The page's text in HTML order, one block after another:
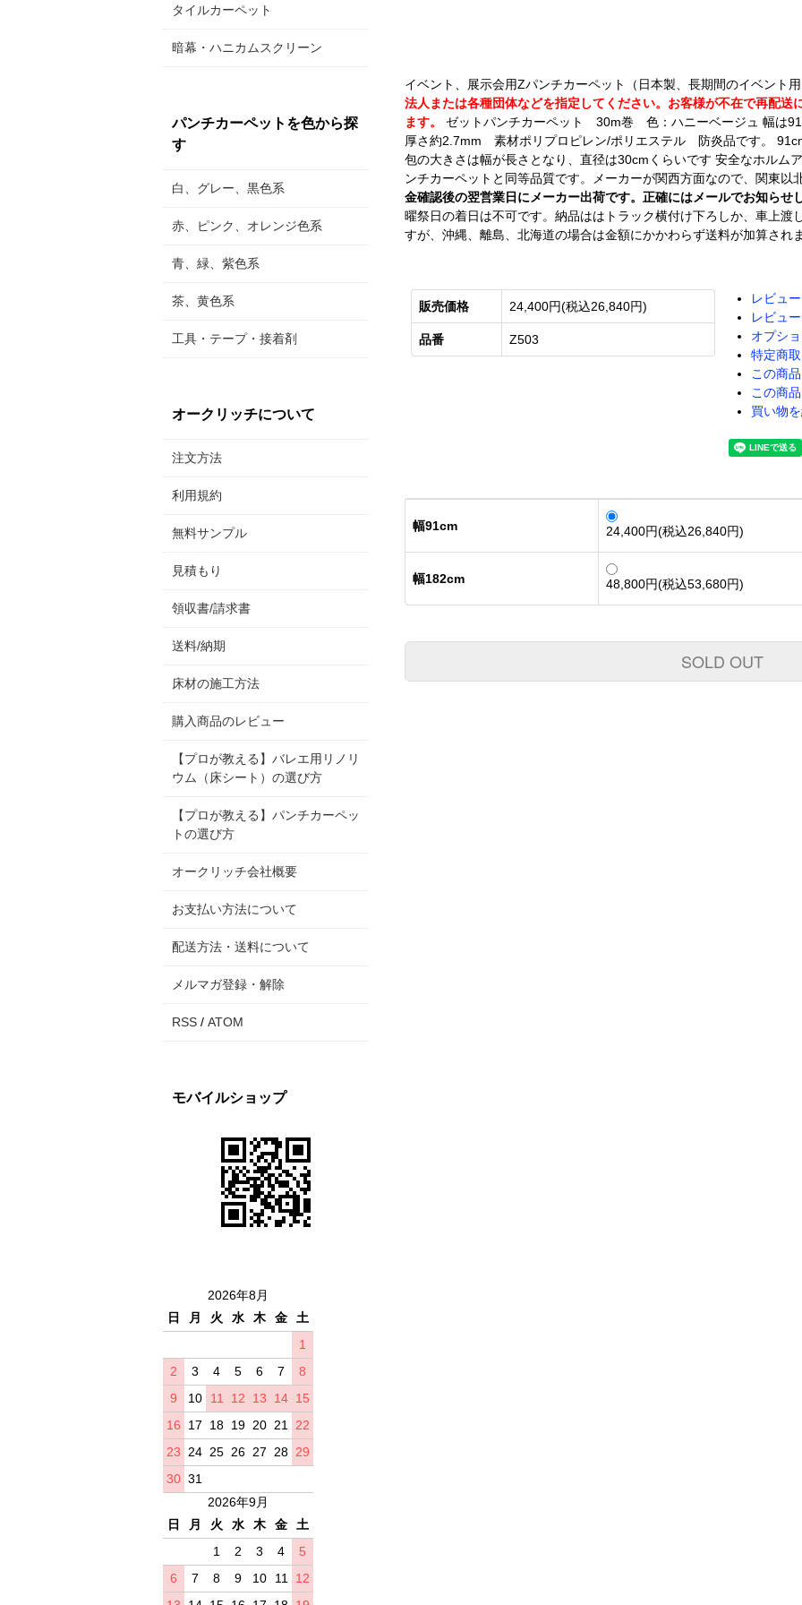
イベント、展示会用Zパンチカーペット（日本製、長期間のイベント
法人または各種団体などを指定してください。お客様が不在で再配送
ます。
ゼットパンチカーペット 30m巻 色：ハニーベージュ 幅は
厚さ約2.7mm 素材ポリプロピレン/ポリエステル 防炎品です。
包の大きさは幅が長さとなり、直径は30cmくらいです 安全なホル
ンチカーペットと同等品質です。メーカーが関西方面なので、関東以
金確認後の翌営業日にメーカー出荷です。正確にはメールでお知らせ
曜祭日の着日は不可です。納品ははトラック横付け下ろしか、車上渡
すが、沖縄、離島、北海道の場合は金額にかかわらず送料が加算され
販売価格 24,400円(税込26,840円)
品番 Z503
レビュ
レビュ
オプシ
特定商
この商
この商
買い物
幅91cm 24,400円(税込26,840円)
幅182cm 48,800円(税込53,680円)
SOLD OUT
タイルカーペット
暗幕・ハニカムスクリーン
パンチカーペットを色から探
す
白、グレー、黒色系
赤、ピンク、オレンジ色系
青、緑、紫色系
茶、黄色系
工具・テープ・接着剤
オークリッチについて
注文方法
利用規約
無料サンプル
見積もり
領収書/請求書
送料/納期
床材の施工方法
購入商品のレビュー
【プロが教える】バレエ用リノリ
ウム（床シート）の選び方
【プロが教える】パンチカーペッ
トの選び方
オークリッチ会社概要
お支払い方法について
配送方法・送料について
メルマガ登録・解除
RSS / ATOM
モバイルショップ
2026年8月
日
月 火 水 木 金
土
1
2
3 4 5 6 7
8
9
10 11 12 13 14 15
16
17 18 19 20 21
22
23
24 25 26 27 28 29
30 31
2026年9月
日
月 火 水 木 金
土
1
2 3 4
5
6
7 8 9 10 11
12